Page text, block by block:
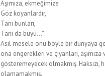
Aşımıza, ekmeğimize
Göz koyanlardır,
Tanı bunları,
Tanı da büyü...”
Asıl mesele onu böyle bir dünyaya
ona engerekleri ve çıyanları,
gösteremeyecek olmakmış.
olamamakmış.